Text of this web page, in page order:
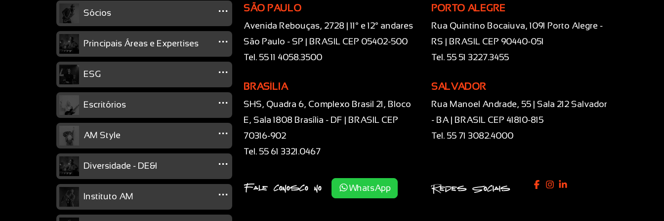
Sócios ...
Principais Áreas e Expertises ...
ESG ...
Escritórios ...
AM Style ...
Diversidade - DE&I ...
Instituto AM
...
SÃO PAULO
Avenida Rebouças, 2728 | 11° e 12° andares
São Paulo - SP | BRASIL CEP 05402-500
Tel. 55 11 4058.3500
PORTO ALEGRE
Rua Quintino Bocaiuva, 1091 Porto Alegre -
RS | BRASIL CEP 90440-051
Tel. 55 51 3227.3455
BRASÍLIA
SHS, Quadra 6, Complexo Brasil 21, Bloco
E, Sala 1808 Brasília - DF | BRASIL CEP
70316-902
Tel. 55 61 3321.0467
SALVADOR
Rua Manoel Andrade, 55 | Sala 212 Salvador
- BA | BRASIL CEP 41810-815
Tel. 55 71 3082.4000
Fale conosco no WhatsApp Redes Sociais